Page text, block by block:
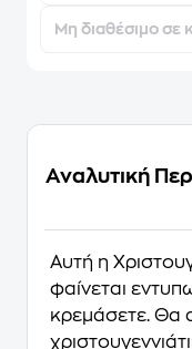
Μη διαθέσιμο σε
Αναλυτική
Αυτή η
φαίνεται
κρεμάσετε. Θα